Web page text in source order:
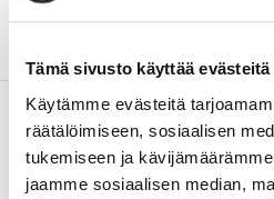
Tämä sivusto käyttää evästeitä
Käytämme evästeitä
räätälöimiseen, sosiaalisen
tukemiseen ja
jaamme sosiaalisen median,
toimitusjohtajaJohanna
Lue seuraavaksi